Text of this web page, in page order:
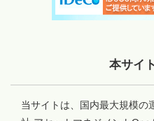
本サイ
当サイトは、国内最大規模の